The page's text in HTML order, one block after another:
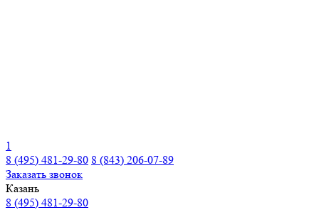
1
8 (495) 481-29-80 8 (843) 206-07-89
Заказать звонок
Казань
8 (495) 481-29-80